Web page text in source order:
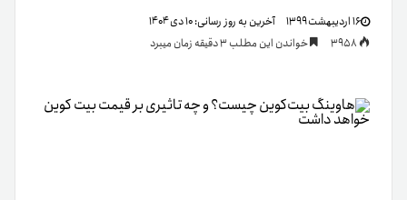
۱۶ اردیبهشت ۱۳۹۹ آخرین به روز رسانی:۱۰ دی ۱۴۰۴
خواندن این مطلب 3 دقیقه زمان میبرد